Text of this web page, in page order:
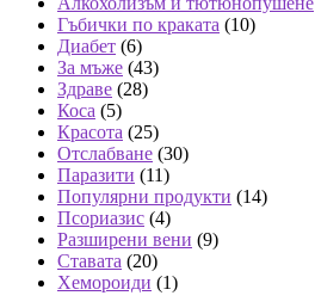
Гъбички по краката (10)
Диабет (6)
За мъже (43)
Здраве (28)
Коса (5)
Красота (25)
Отслабване (30)
Паразити (11)
Популярни продукти (14)
Псориазис (4)
Разширени вени (9)
Ставата (20)
Хемороиди (1)